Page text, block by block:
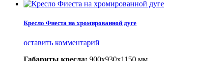
Кресло Фиеста на хромированной дуге
оставить комментарий
Габариты кресла: 900х930х1150 мм